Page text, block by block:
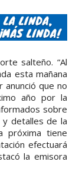
salteño. “Al
esta mañana
anunció que no
año por la
sobre
detalles de la
próxima tiene
efectuará
la emisora